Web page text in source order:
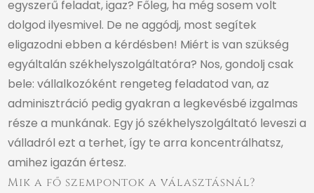
egyszerű feladat, igaz? Főleg, ha még sosem volt
dolgod ilyesmivel. De ne aggódj, most segítek
eligazodni ebben a kérdésben! Miért is van szükség
egyáltalán székhelyszolgáltatóra? Nos, gondolj csak
bele: vállalkozóként rengeteg feladatod van, az
adminisztráció pedig gyakran a legkevésbé izgalmas
része a munkának. Egy jó székhelyszolgáltató leveszi a
válladról ezt a terhet, így te arra koncentrálhatsz,
amihez igazán értesz.
Mik a fő szempontok a választásnál?